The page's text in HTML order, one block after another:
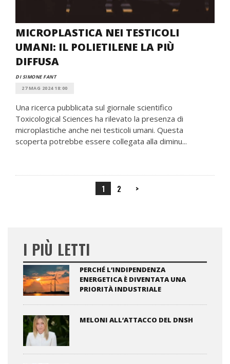
MICROPLASTICA NEI TESTICOLI
UMANI: IL POLIETILENE LA PIÙ
DIFFUSA
DI SIMONE FANT
27 MAG 2024 18:00
Una ricerca pubblicata sul giornale scientifico
Toxicological Sciences ha rilevato la presenza di
microplastiche anche nei testicoli umani. Questa
scoperta potrebbe essere collegata alla diminu...
1 2 >
I PIÙ LETTI
PERCHÉ L’INDIPENDENZA
ENERGETICA È DIVENTATA UNA
PRIORITÀ INDUSTRIALE
MELONI ALL’ATTACCO DEL DNSH